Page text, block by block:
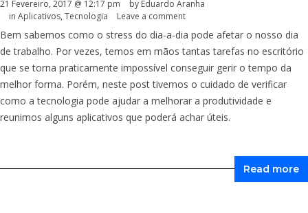
21 Fevereiro, 2017 @ 12:17 pm by Eduardo Aranha
in Aplicativos, Tecnologia Leave a comment
Bem sabemos como o stress do dia-a-dia pode afetar o nosso dia
de trabalho. Por vezes, temos em mãos tantas tarefas no escritório
que se torna praticamente impossível conseguir gerir o tempo da
melhor forma. Porém, neste post tivemos o cuidado de verificar
como a tecnologia pode ajudar a melhorar a produtividade e
reunimos alguns aplicativos que poderá achar úteis.
Read more